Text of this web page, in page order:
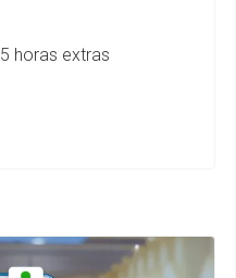
horas extras